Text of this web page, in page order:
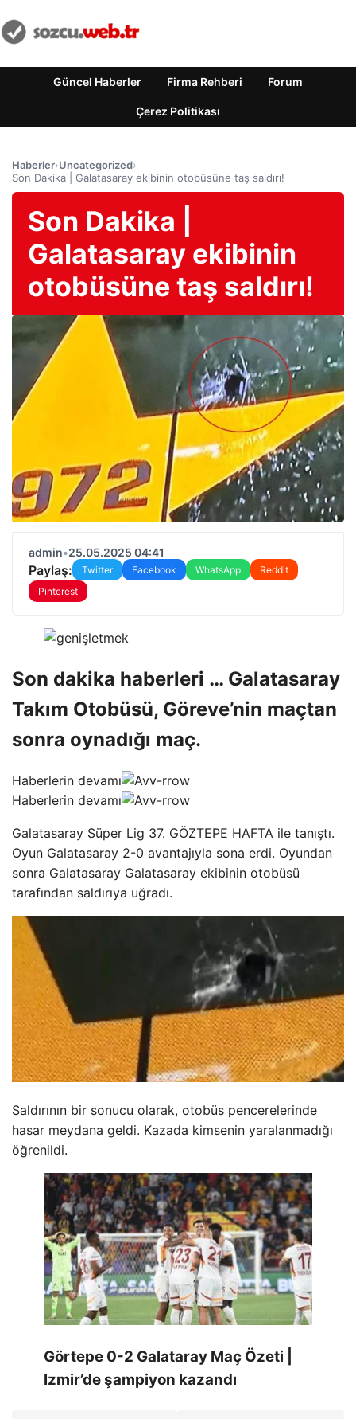
Güncel Haberler Firma Rehberi Forum
Çerez Politikası
Haberler›Uncategorized›
Son Dakika | Galatasaray ekibinin otobüsüne taş saldırı!
Son Dakika |
Galatasaray ekibinin
otobüsüne taş saldırı!
admin•25.05.2025 04:41
Paylaş: Twitter Facebook WhatsApp
Reddit
Pinterest
Son dakika haberleri … Galatasaray
Takım Otobüsü, Göreve’nin maçtan
sonra oynadığı maç.
Haberlerin devamı
Haberlerin devamı
Galatasaray Süper Lig 37. GÖZTEPE HAFTA ile tanıştı.
Oyun Galatasaray 2-0 avantajıyla sona erdi. Oyundan
sonra Galatasaray Galatasaray ekibinin otobüsü
tarafından saldırıya uğradı.
Saldırının bir sonucu olarak, otobüs pencerelerinde
hasar meydana geldi. Kazada kimsenin yaralanmadığı
öğrenildi.
Görtepe 0-2 Galataray Maç Özeti |
Izmir’de şampiyon kazandı